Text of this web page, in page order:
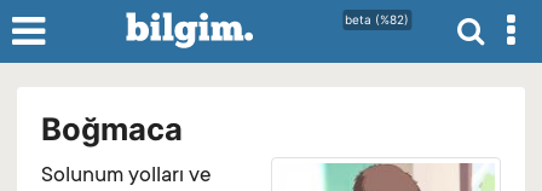
beta (%82)
Boğmaca
Solunum yolları ve